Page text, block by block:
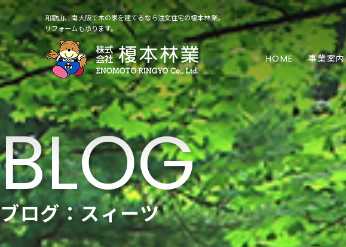
和歌山、南大阪で木の家を建てるなら注文住宅の榎本林業。
リフォームも承ります。
HOME 事業案内
ブログ：スィーツ